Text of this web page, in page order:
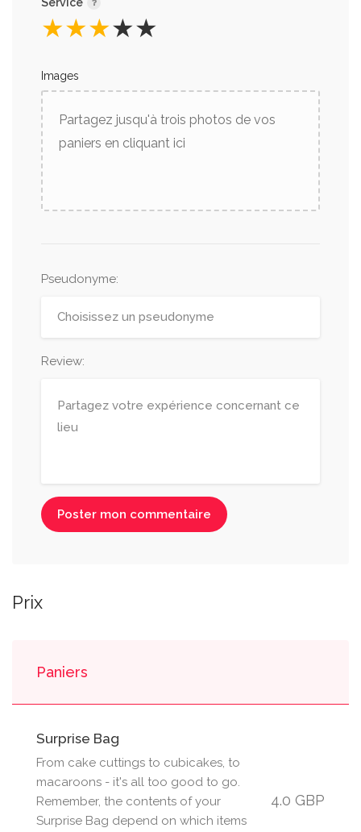
★
★
★
★
★
Images
Partagez jusqu'à trois photos de vos
paniers en cliquant ici
Pseudonyme:
Review:
Poster mon commentaire
Prix
Paniers
Surprise Bag
From cake cuttings to cubicakes, to
macaroons - it's all too good to go.
Remember, the contents of your
Surprise Bag depend on which items
4.0 GBP